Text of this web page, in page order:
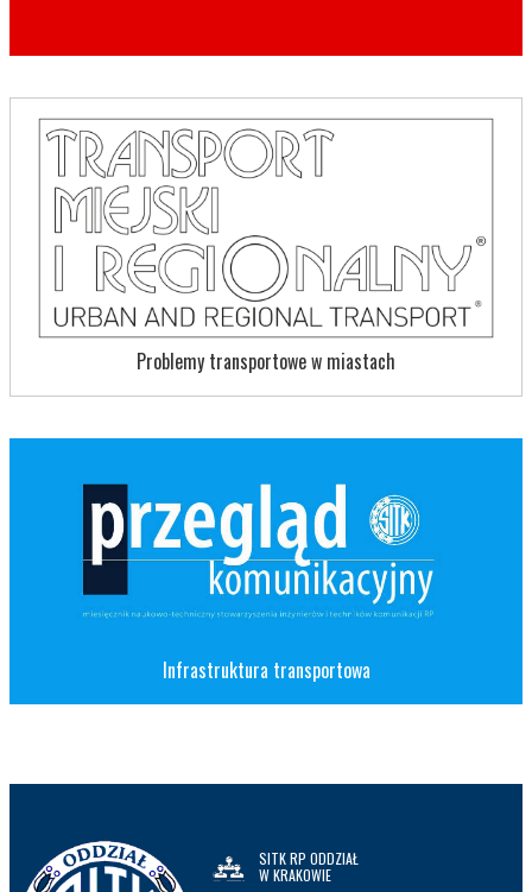
Problemy transportowe w miastach
Infrastruktura transportowa
SITK RP ODDZIAŁ
W KRAKOWIE